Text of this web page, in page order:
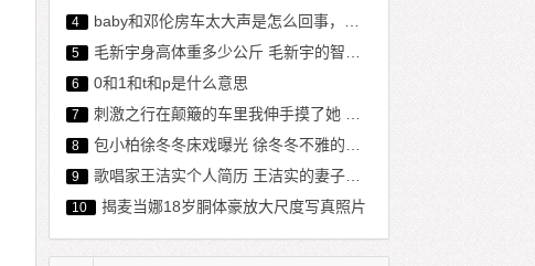
4 baby和邓伦房车太大声是怎么回事，遭捏造房车事件和现场照
5 毛新宇身高体重多少公斤 毛新宇的智商高不高真相
6 0和1和t和p是什么意思
7 刺激之行在颠簸的车里我伸手摸了她 在车上做
8 包小柏徐冬冬床戏曝光 徐冬冬不雅的图片
9 歌唱家王洁实个人简历 王洁实的妻子是谁
10 揭麦当娜18岁胴体豪放大尺度写真照片